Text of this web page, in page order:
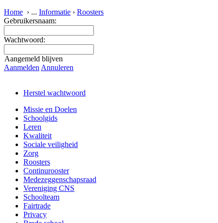
Home › ... Informatie › Roosters
Gebruikersnaam:
Wachtwoord:
Aangemeld blijven
Aanmelden Annuleren
Herstel wachtwoord
Missie en Doelen
Schoolgids
Leren
Kwaliteit
Sociale veiligheid
Zorg
Roosters
Continurooster
Medezeggenschapsraad
Vereniging CNS
Schoolteam
Fairtrade
Privacy